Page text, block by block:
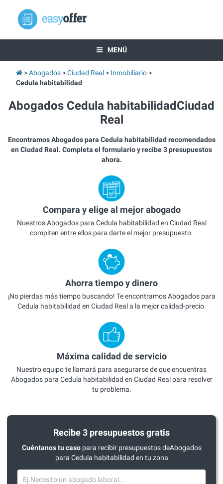
MENÚ
Abogados Ciudad Real
Inmobiliario
Cedula habitabilidad
Abogados Cedula habitabilidadCiudad
Real
Encontramos Abogados para Cedula habitabilidad recomendados
en Ciudad Real. Completa el formulario y recibe 3 presupuestos
ahora.
Compara y elige al mejor abogado
Nuestros Abogados para Cedula habitabilidad en Ciudad Real
compiten entre ellos para darte el mejor presupuesto.
Ahorra tiempo y dinero
¡No pierdas más tiempo buscando! Te encontramos Abogados para
Cedula habitabilidad en Ciudad Real a la mejor calidad-precio.
Máxima calidad de servicio
Nuestro equipo te llamará para asegurarse de que encuentras
Abogados para Cedula habitabilidad en Ciudad Real para resolver
tu problema.
Recibe 3 presupuestos gratis
Cuéntanos tu casopara recibir presupuestos deAbogados
para Cedula habitabilidad en tu zona